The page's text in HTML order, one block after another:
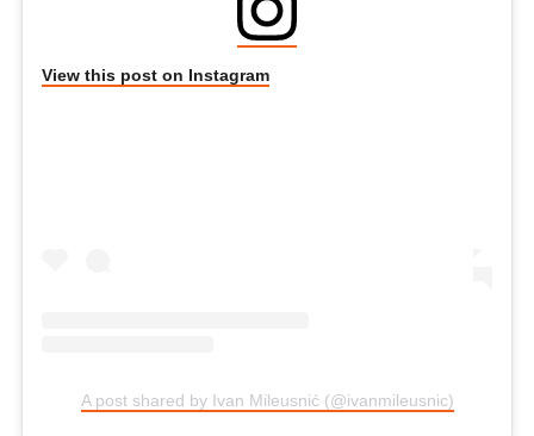
View this post on Instagram
A post shared by Ivan Mileusnić (@ivanmileusnic)